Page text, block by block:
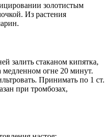
золотистым
Из растения
залить стаканом кипятка,
медленном огне 20 минут.
Принимать по 1 ст.
при тромбозах,